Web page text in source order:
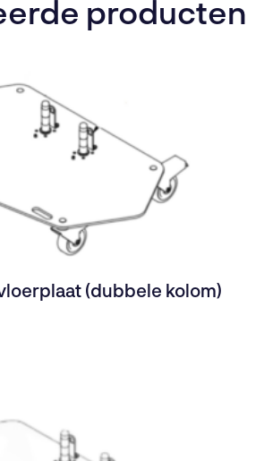
producten
(dubbele kolom)